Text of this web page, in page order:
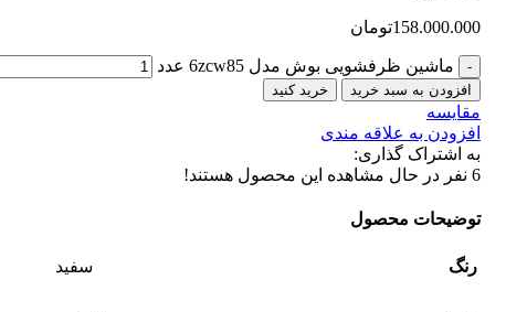
158.000.000تومان
ماشین ظرفشویی بوش مدل 6zcw85 عدد
افزودن به سبد خرید خرید کنید
مقایسه
افزودن به علاقه مندی
به اشتراک گذاری:
6 نفر در حال مشاهده این محصول هستند!
توضیحات محصول
رنگ سفید